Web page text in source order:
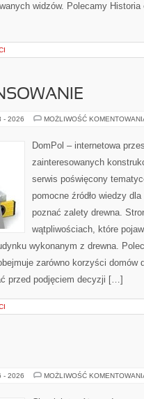
widzów. Polecamy
- 2026 MOŻLIWOŚĆ
DomPol – internetowa
zainteresowanych
serwis poświęcony
pomocne źródło wiedzy
poznać zalety drewna.
wątpliwościach, które
wykonanym z drewna.
zarówno korzyści domów
przed podjęciem decyzji […]
- 2026 MOŻLIWOŚĆ